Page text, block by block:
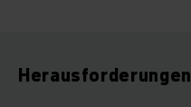
Herausforderungen